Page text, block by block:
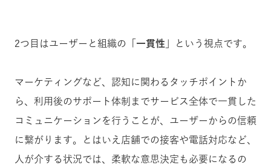
2つ目はユーザーと組織の「 一貫性 」という視点です。
マーケティングなど、認知に関わるタッチポイントか
ら、利用後のサポート体制までサービス全体で一貫した
コミュニケーションを行うことが、ユーザーからの信頼
に繋がります。とはいえ店舗での接客や電話対応など、
人が介する状況では、柔軟な意思決定も必要になるの